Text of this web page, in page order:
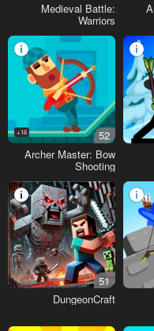
Medieval Battle:
Warriors
52
16+
Archer Master: Bow
Shooting
51
DungeonCraft